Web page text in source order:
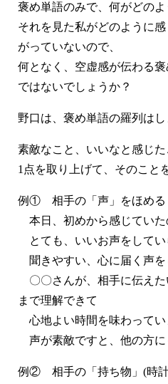
褒め単語のみで、何がどの
それを見た私がどのように
がっていないので、
何となく、空虚感が伝わる
ではないでしょうか？
野口は、褒め単語の羅列はし
素敵なこと、いいなと感じた
1点を取り上げて、そのこと
例① 相手の「声」をほめる
本日、初めから感じていた
とても、いいお声をしてい
聞きやすい、心に届く声を
〇〇さんが、相手に伝えた
まで理解できて
心地よい時間を味わってい
声が素敵ですと、他の方に
例② 相手の「持ち物」(時計